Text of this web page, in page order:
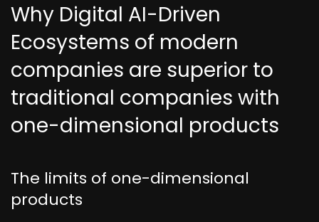
Why Digital AI-Driven
Ecosystems of modern
companies are superior to
traditional companies with
one-dimensional products
The limits of one-dimensional
products